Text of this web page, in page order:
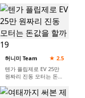
19
허니미 Team
★ 2.5
텐가 플립제로 EV 25만
원짜리 진동 모터는 돈값